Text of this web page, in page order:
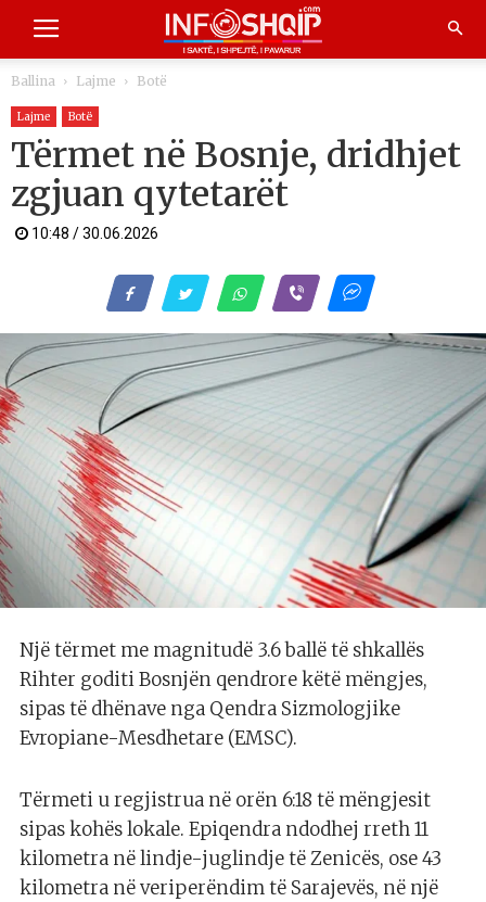
Ballina Lajme Botë
Lajme Botë
Tërmet në Bosnje, dridhjet
zgjuan qytetarët
10:48 / 30.06.2026
Një tërmet me magnitudë 3.6 ballë të shkallës
Rihter goditi Bosnjën qendrore këtë mëngjes,
sipas të dhënave nga Qendra Sizmologjike
Evropiane-Mesdhetare (EMSC).
Tërmeti u regjistrua në orën 6:18 të mëngjesit
sipas kohës lokale. Epiqendra ndodhej rreth 11
kilometra në lindje-juglindje të Zenicës, ose 43
kilometra në veriperëndim të Sarajevës, në një